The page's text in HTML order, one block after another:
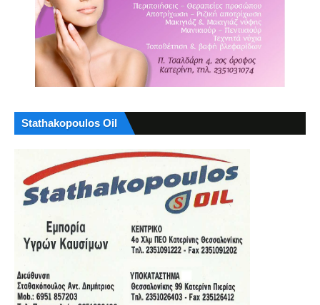
Stathakopoulos Oil